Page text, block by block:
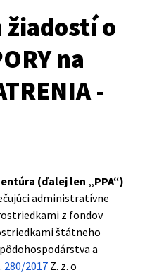
o
na
-
(ďalej len „PPA“)
administratívne
z fondov
štátneho
a
280/2017 Z. z. o